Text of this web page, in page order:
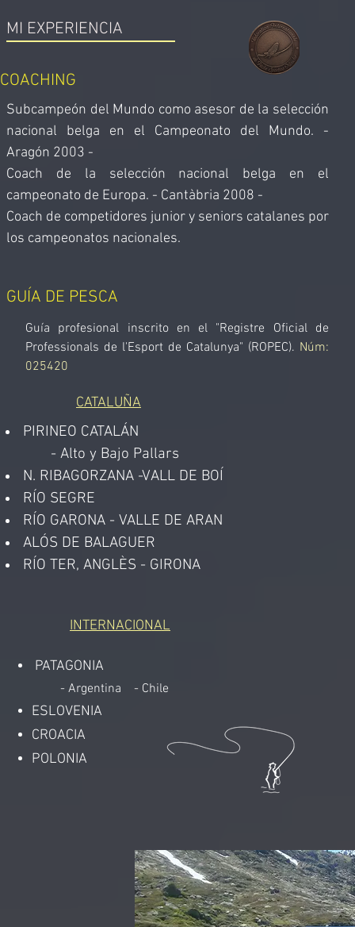
MI EXPERIENCIA
COACHING
Subcampeón del Mundo como asesor de la selección
nacional belga en el Campeonato del Mundo. -
Aragón 2003 -
Coach de la selección nacional belga en el
campeonato de Europa. - Cantàbria 2008 -
Coach de competidores junior y seniors catalanes por
los campeonatos nacionales.
GUÍA DE PESCA
Guía profesional inscrito en el "Registre Oficial de
Professionals de l'Esport de Catalunya" (ROPEC). Núm:
025420
CATALUÑA
PIRINEO CATALÁN
- Alto y Bajo Pallars
N. RIBAGORZANA -VALL DE BOÍ
RÍO SEGRE
RÍO GARONA - VALLE DE ARAN
ALÓS DE BALAGUER
RÍO TER, ANGLÈS - GIRONA
INTERNACIONAL
PATAGONIA
- Argentina - Chile
ESLOVENIA
CROACIA
POLONIA